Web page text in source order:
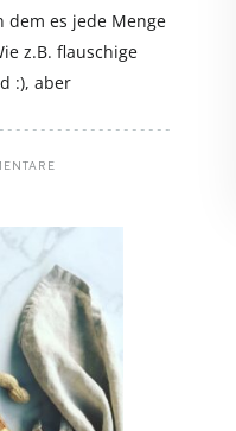
dem es jede Menge
z.B. flauschige
:), aber